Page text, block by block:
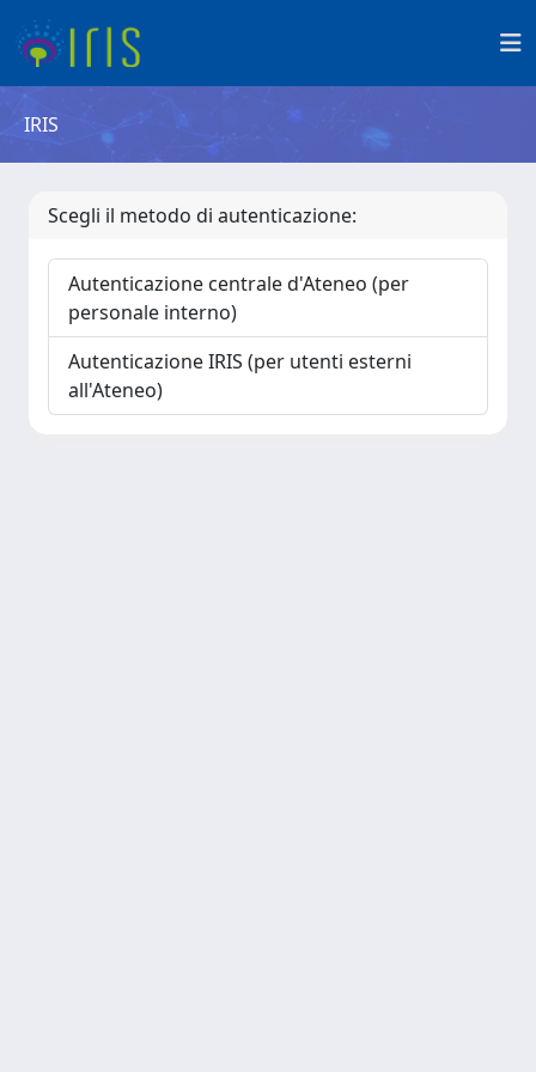
IRIS
Scegli il metodo di autenticazione:
Autenticazione centrale d'Ateneo (per
personale interno)
Autenticazione IRIS (per utenti esterni
all'Ateneo)